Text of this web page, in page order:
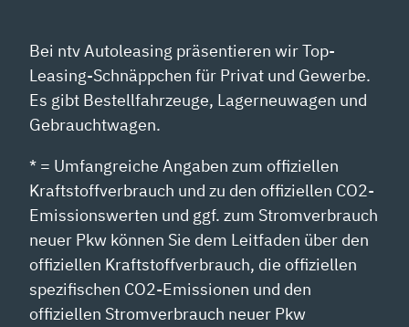
Bei ntv Autoleasing präsentieren wir Top-
Leasing-Schnäppchen für Privat und Gewerbe.
Es gibt Bestellfahrzeuge, Lagerneuwagen und
Gebrauchtwagen.
* = Umfangreiche Angaben zum offiziellen
Kraftstoffverbrauch und zu den offiziellen CO2-
Emissionswerten und ggf. zum Stromverbrauch
neuer Pkw können Sie dem Leitfaden über den
offiziellen Kraftstoffverbrauch, die offiziellen
spezifischen CO2-Emissionen und den
offiziellen Stromverbrauch neuer Pkw